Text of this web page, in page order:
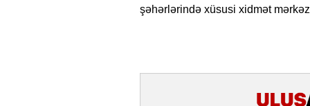
şəhərlərində xüsusi xidmət